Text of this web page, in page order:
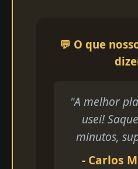
💬 O que
"A melhor
usei!
minutos,
- Carlos